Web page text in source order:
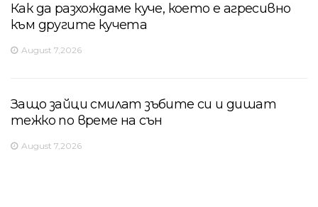
Как да разхождаме куче, което е агресивно
към другите кучета
August 7,2026
Защо зайци смилат зъбите си и дишат
тежко по време на сън
August 7,2026